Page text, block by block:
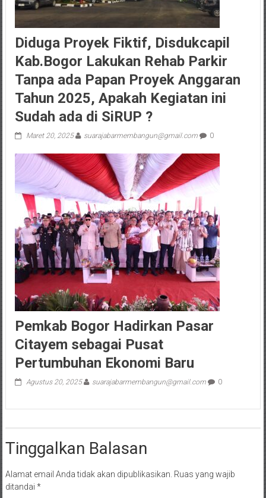
Diduga Proyek Fiktif, Disdukcapil
Kab.Bogor Lakukan Rehab Parkir
Tanpa ada Papan Proyek Anggaran
Tahun 2025, Apakah Kegiatan ini
Sudah ada di SiRUP ?
Maret 20, 2025 suarajabarmembangun@gmail.com
Pemkab Bogor Hadirkan Pasar
Citayem sebagai Pusat
Pertumbuhan Ekonomi Baru
Agustus 20, 2025 suarajabarmembangun@gmail.com
ditandai*